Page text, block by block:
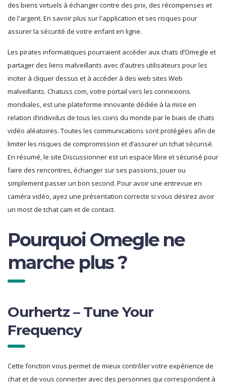
des biens virtuels à échanger contre des prix, des récompenses et
de l'argent. En savoir plus sur l'application et ses risques pour
assurer la sécurité de votre enfant en ligne.
Les pirates informatiques pourraient accéder aux chats d’Omegle et
partager des liens malveillants avec d’autres utilisateurs pour les
inciter à cliquer dessus et à accéder à des web sites Web
malveillants. Chatuss.com, votre portail vers les connexions
mondiales, est une plateforme innovante dédiée à la mise en
relation d’individus de tous les coins du monde par le biais de chats
vidéo aléatoires. Toutes les communications sont protégées afin de
limiter les risques de compromission et d’assurer un tchat sécurisé.
En résumé, le site Discussionner est un espace libre et sécurisé pour
faire des rencontres, échanger sur ses passions, jouer ou
simplement passer un bon second. Pour avoir une entrevue en
caméra vidéo, ayez une présentation correcte si vous désirez avoir
un most de tchat cam et de contact.
Pourquoi Omegle ne
marche plus ?
Ourhertz – Tune Your
Frequency
Cette fonction vous permet de mieux contrôler votre expérience de
chat et de vous connecter avec des personnes qui correspondent à